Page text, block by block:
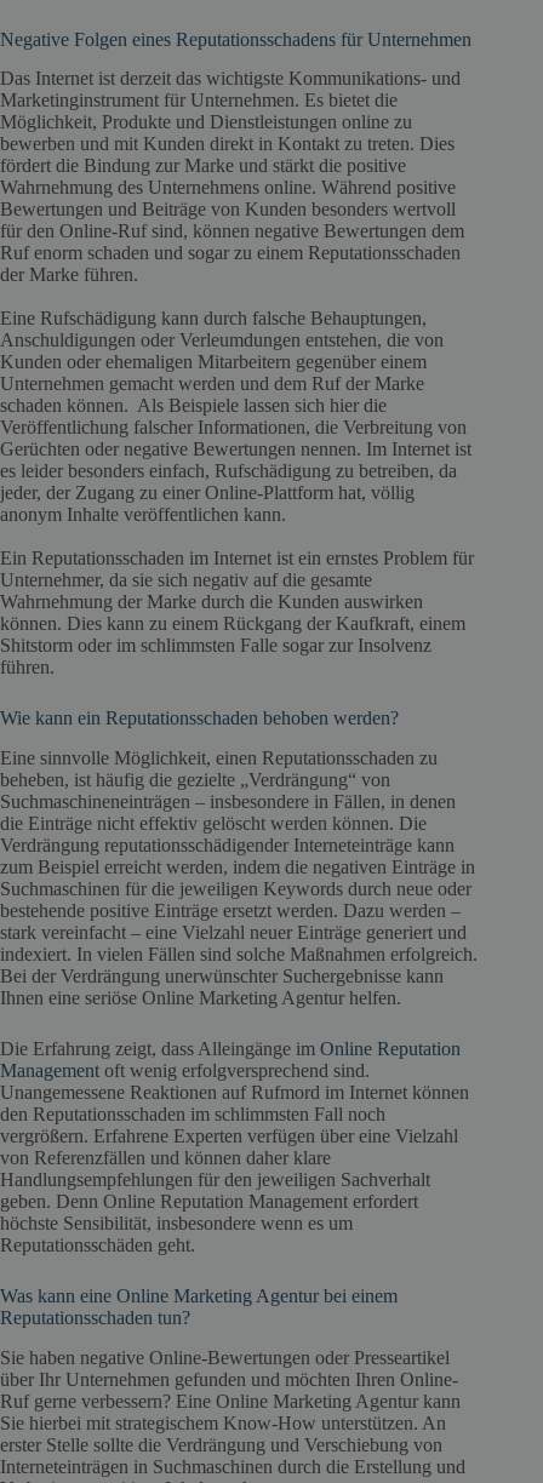
Negative Folgen eines Reputationsschadens für Unternehmen
Das Internet ist derzeit das wichtigste Kommunikations- und
Marketinginstrument für Unternehmen. Es bietet die
Möglichkeit, Produkte und Dienstleistungen online zu
bewerben und mit Kunden direkt in Kontakt zu treten. Dies
fördert die Bindung zur Marke und stärkt die positive
Wahrnehmung des Unternehmens online. Während positive
Bewertungen und Beiträge von Kunden besonders wertvoll
für den Online-Ruf sind, können negative Bewertungen dem
Ruf enorm schaden und sogar zu einem Reputationsschaden
der Marke führen.
Eine Rufschädigung kann durch falsche Behauptungen,
Anschuldigungen oder Verleumdungen entstehen, die von
Kunden oder ehemaligen Mitarbeitern gegenüber einem
Unternehmen gemacht werden und dem Ruf der Marke
schaden können. Als Beispiele lassen sich hier die
Veröffentlichung falscher Informationen, die Verbreitung von
Gerüchten oder negative Bewertungen nennen. Im Internet ist
es leider besonders einfach, Rufschädigung zu betreiben, da
jeder, der Zugang zu einer Online-Plattform hat, völlig
anonym Inhalte veröffentlichen kann.
Ein Reputationsschaden im Internet ist ein ernstes Problem für
Unternehmer, da sie sich negativ auf die gesamte
Wahrnehmung der Marke durch die Kunden auswirken
können. Dies kann zu einem Rückgang der Kaufkraft, einem
Shitstorm oder im schlimmsten Falle sogar zur Insolvenz
führen.
Wie kann ein Reputationsschaden behoben werden?
Eine sinnvolle Möglichkeit, einen Reputationsschaden zu
beheben, ist häufig die gezielte „Verdrängung“ von
Suchmaschineneinträgen – insbesondere in Fällen, in denen
die Einträge nicht effektiv gelöscht werden können. Die
Verdrängung reputationsschädigender Interneteinträge kann
zum Beispiel erreicht werden, indem die negativen Einträge in
Suchmaschinen für die jeweiligen Keywords durch neue oder
bestehende positive Einträge ersetzt werden. Dazu werden –
stark vereinfacht – eine Vielzahl neuer Einträge generiert und
indexiert. In vielen Fällen sind solche Maßnahmen erfolgreich.
Bei der Verdrängung unerwünschter Suchergebnisse kann
Ihnen eine seriöse Online Marketing Agentur helfen.
Die Erfahrung zeigt, dass Alleingänge im Online Reputation
Management oft wenig erfolgversprechend sind.
Unangemessene Reaktionen auf Rufmord im Internet können
den Reputationsschaden im schlimmsten Fall noch
vergrößern. Erfahrene Experten verfügen über eine Vielzahl
von Referenzfällen und können daher klare
Handlungsempfehlungen für den jeweiligen Sachverhalt
geben. Denn Online Reputation Management erfordert
höchste Sensibilität, insbesondere wenn es um
Reputationsschäden geht.
Was kann eine Online Marketing Agentur bei einem
Reputationsschaden tun?
Sie haben negative Online-Bewertungen oder Presseartikel
über Ihr Unternehmen gefunden und möchten Ihren Online-
Ruf gerne verbessern? Eine Online Marketing Agentur kann
Sie hierbei mit strategischem Know-How unterstützen. An
erster Stelle sollte die Verdrängung und Verschiebung von
Interneteinträgen in Suchmaschinen durch die Erstellung und